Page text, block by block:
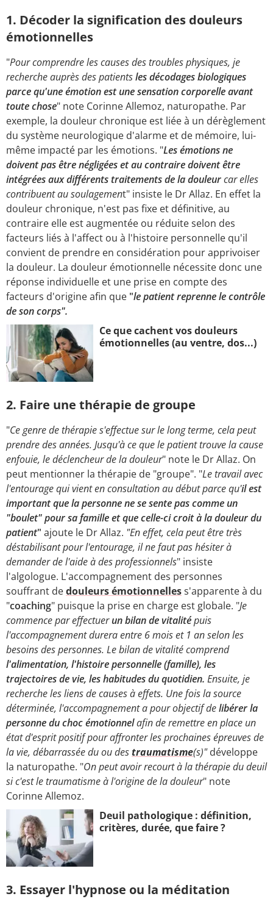
1. Décoder la signification des douleurs
émotionnelles
"Pour comprendre les causes des troubles physiques, je
recherche auprès des patientsles décodages biologiques
parce qu'une émotion est une sensation corporelle avant
toute chose" note Corinne Allemoz, naturopathe. Par
exemple, la douleur chronique est liée à un dérèglement
du système neurologique d'alarme et de mémoire, lui-
même impacté par les émotions. "Les émotions ne
doivent pas être négligées et au contraire doivent être
intégrées aux différents traitements de la douleurcar elles
contribuent au soulagement" insiste le Dr Allaz. En effet la
douleur chronique, n'est pas fixe et définitive, au
contraire elle est augmentée ou réduite selon des
facteurs liés à l'affect ou à l'histoire personnelle qu'il
convient de prendre en considération pour apprivoiser
la douleur. La douleur émotionnelle nécessite donc une
réponse individuelle et une prise en compte des
facteurs d'origine afin que "le patient reprenne le contrôle
de son corps".
Ce que cachent vos douleurs
émotionnelles (au ventre, dos...)
2. Faire une thérapie de groupe
"Ce genre de thérapie s'effectue sur le long terme, cela peut
prendre des années. Jusqu'à ce que le patient trouve la cause
enfouie, le déclencheur de la douleur" note le Dr Allaz. On
peut mentionner la thérapie de "groupe". "Le travail avec
l'entourage qui vient en consultation au début parce qu'il est
important que la personne ne se sente pas comme un
"boulet" pour sa famille et que celle-ci croit à la douleur du
patient" ajoute le Dr Allaz. "En effet, cela peut être très
déstabilisant pour l'entourage, il ne faut pas hésiter à
demander de l'aide à des professionnels" insiste
l'algologue. L'accompagnement des personnes
souffrant dedouleurs émotionnelless'apparente à du
"coaching" puisque la prise en charge est globale. "Je
commence par effectuerun bilan de vitalitépuis
l'accompagnement durera entre 6 mois et 1 an selon les
besoins des personnes. Le bilan de vitalité comprend
l'alimentation, l'histoire personnelle (famille), les
trajectoires de vie, les habitudes du quotidien. Ensuite, je
recherche les liens de causes à effets. Une fois la source
déterminée, l'accompagnement a pour objectif delibérer la
personne du choc émotionnelafin de remettre en place un
état d'esprit positif pour affronter les prochaines épreuves de
la vie, débarrassée du ou destraumatisme(s)"développe
la naturopathe. "On peut avoir recourt à la thérapie du deuil
si c'est le traumatisme à l'origine de la douleur" note
Corinne Allemoz.
Deuil pathologique : définition,
critères, durée, que faire ?
3. Essayer l'hypnose ou la méditation